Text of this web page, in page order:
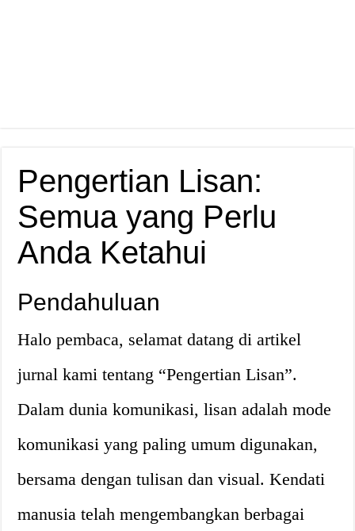
Pengertian Lisan:
Semua yang Perlu
Anda Ketahui
Pendahuluan
Halo pembaca, selamat datang di artikel
jurnal kami tentang “Pengertian Lisan”.
Dalam dunia komunikasi, lisan adalah mode
komunikasi yang paling umum digunakan,
bersama dengan tulisan dan visual. Kendati
manusia telah mengembangkan berbagai